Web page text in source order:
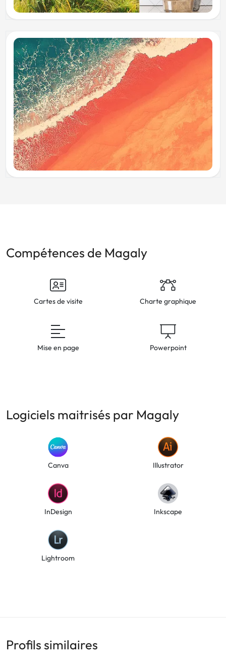
Compétences de Magaly
Cartes de visite Charte graphique
Mise en page Powerpoint
Logiciels maitrisés par Magaly
Canva Illustrator
InDesign Inkscape
Lightroom
Profils similaires